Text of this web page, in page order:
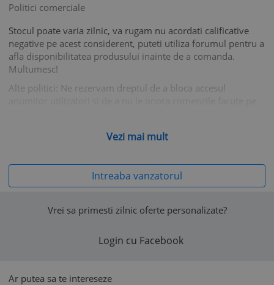
Politici comerciale
Stocul poate varia zilnic, va rugam nu acordati calificative
negative pe acest considerent, puteti utiliza forumul pentru a
afla disponibilitatea produsului inainte de a comanda.
Multumesc!
Alte politici: Ne rezervam dreptul de a bloca accesul
vânzătorului nu pot contraveni prevederilor Acordului de
utilizare al www.okazii.ro, nici legislației aplicabile.
încalcă legea sau Acordul de utilizare, acestea se consideră
Acordului de utilizare , după caz.
Vezi mai mult
Intreaba vanzatorul
Vrei sa primesti zilnic oferte personalizate?
Login cu Facebook
Ar putea sa te intereseze